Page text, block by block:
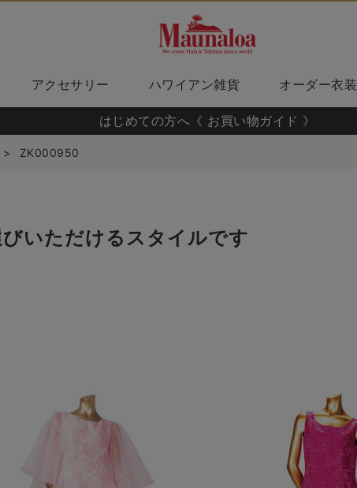
アクセサリー ハワイアン雑貨 オーダー衣装
はじめての方へ《 お買い物ガイド 》
> ZK000950
いただけるスタイルです